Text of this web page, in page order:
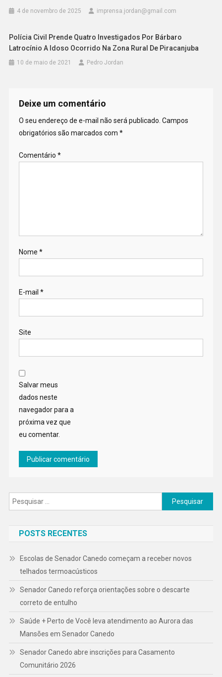
4 de novembro de 2025 imprensa.jordan@gmail.com
Polícia Civil Prende Quatro Investigados Por Bárbaro
Latrocínio A Idoso Ocorrido Na Zona Rural De Piracanjuba
10 de maio de 2021 Pedro Jordan
Deixe um comentário
O seu endereço de e-mail não será publicado. Campos
obrigatórios são marcados com *
Comentário *
Nome *
E-mail *
Site
Salvar meus
dados neste
navegador para a
próxima vez que
eu comentar.
Pesquisar
por:
POSTS RECENTES
Escolas de Senador Canedo começam a receber novos
telhados termoacústicos
Senador Canedo reforça orientações sobre o descarte
correto de entulho
Saúde + Perto de Você leva atendimento ao Aurora das
Mansões em Senador Canedo
Senador Canedo abre inscrições para Casamento
Comunitário 2026